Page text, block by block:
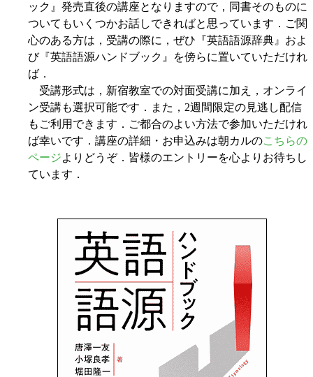
ック』発売直後の講座となりますので，同書そのものに
ついてもいくつかお話しできればと思っています．ご関
心のある方は，受講の際に，ぜひ『英語語源辞典』およ
び『英語語源ハンドブック』を傍らに置いていただけれ
ば．
受講形式は，新宿教室での対面受講に加え，オンライ
ン受講も選択可能です．また，2週間限定の見逃し配信
もご利用できます．ご都合のよい方法で参加いただけれ
ば幸いです．講座の詳細・お申込みは朝カルのこちらの
ページよりどうぞ．皆様のエントリーを心よりお待ちし
ています．